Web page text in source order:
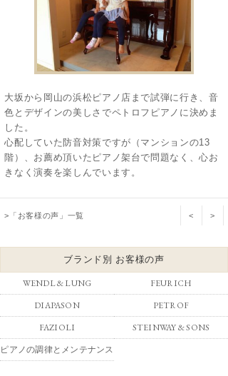
大坂から岡山の浜松ピアノ店まで試弾に行き、音
色とデザインの美しさでペトロフピアノに決めま
した。
心配していた防音対策ですが（マンションの13
階）、お薦め頂いたピアノ架台で問題なく、心お
きなく演奏を楽しんでいます。
>「お客様の声」一覧 < >
ブランド別 お客様の声
WENDL & LUNG
FEURICH
DIAPASON
PETROF
FAZIOLI
STEINWAY & SONS
ピアノの調律とメンテナンス